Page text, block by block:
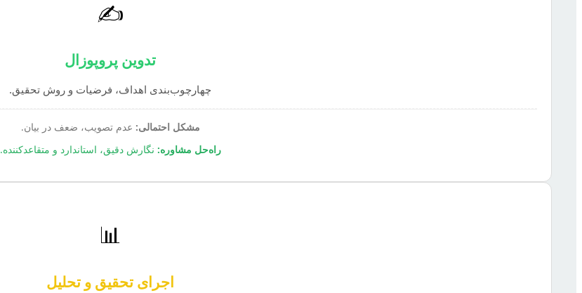
✍️
تدوین پروپوزال
چهارچوب‌بندی اهداف، فرضیات و روش تحقیق.
مشکل احتمالی: عدم تصویب، ضعف در بیان.
راه‌حل مشاوره: نگارش دقیق، استاندارد و متقاعدکننده.
📊
اجرای تحقیق و تحلیل